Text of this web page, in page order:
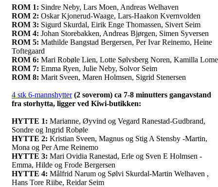
ROM 1: Sindre Neby, Lars Moen, Andreas Welhaven
ROM 2: Oskar Kjonerud-Waage, Lars-Haakon Kvernvolden
ROM 3: Sigurd Skurdal, Eirik Enge Thomassen, Sivert Seim
ROM 4: Johan Storebakken, Andreas Bjørgen, Simen Syversen
ROM 5: Mathilde Bangstad Bergersen, Per Ivar Reinemo, Heine
Toftegaard
ROM 6: Mari Robøle Lien, Lotte Sølvsberg Noren, Kamilla Lome
ROM 7: Emma Ryen, Julie Neby, Solvor Seim
ROM 8: Marit Sveen, Maren Holmsen, Sigrid Stenersen
4 stk 6-mannshytter(2 soverom) ca 7-8 minutters gangavstand
fra storhytta, ligger ved Kiwi-butikken:
HYTTE 1: Marianne, Øyvind og Vegard Ranestad-Gudbrand,
Sondre og Ingrid Robøle
HYTTE 2: Kristian Sveen, Magnus og Stig A Stensby -Martin,
Mona og Per Arne Reinemo
HYTTE 3: Mari Ovidia Ranestad, Erle og Sven E Holmsen -
Emma, Hilde og Frode Bergersen
HYTTE 4: Målfrid Narum og Sølvi Skurdal-Martin Welhaven ,
Hans Tore Riibe, Reidar Seim